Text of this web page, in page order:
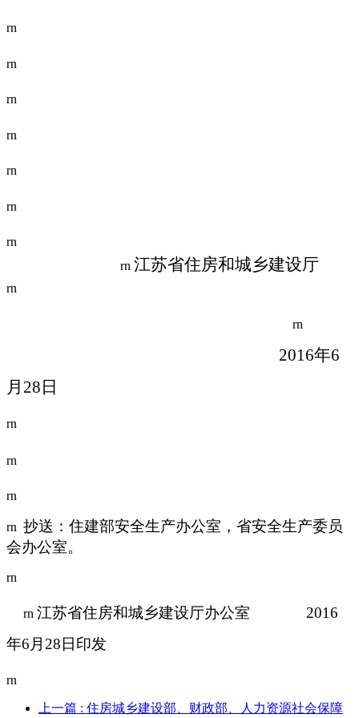
rn
rn
rn
rn
rn
rn
rn
rn 江苏省住房和城乡建设厅
rn
rn
2016年6
月28日
rn
rn
rn
rn 抄送：住建部安全生产办公室，省安全生产委员
会办公室。
rn
rn 江苏省住房和城乡建设厅办公室 2016
年6月28日印发
rn
上一篇 : 住房城乡建设部、财政部、人力资源社会保障